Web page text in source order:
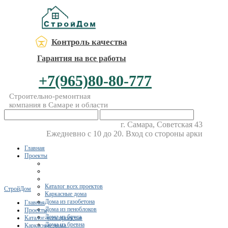
Контроль качества
Гарантия на все работы
+7(965)80-80-777
Строительно-ремонтная
компания в Самаре и области
г. Самара, Советская 43
Ежедневно с 10 до 20. Вход со стороны арки
Главная
Проекты
Каталог всех проектов
Каркасные дома
Дома из газобетона
Дома из пеноблоков
Дома из бруса
Дома из бревна
СтройДом
Главная
Проекты
Каталог всех проектов
Каркасные дома